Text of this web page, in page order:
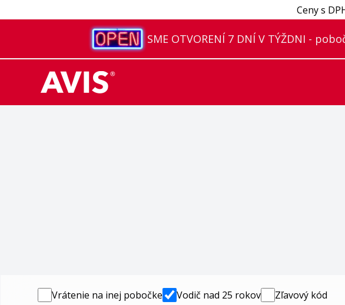
Ceny s
SME OTVORENÍ 7 DNÍ V TÝŽDNI -
Vrátenie na inej pobočke Vodič nad 25 rokov
Zľavový kód